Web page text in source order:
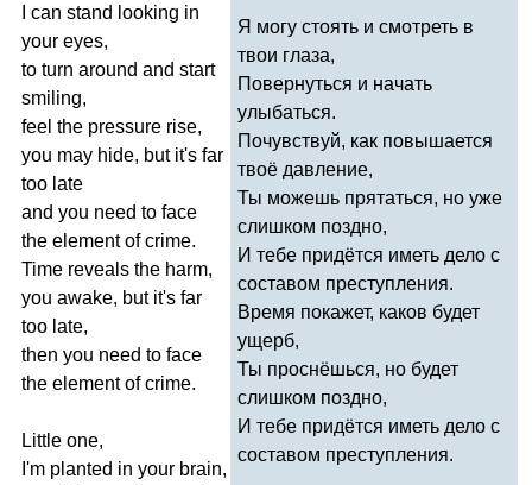
can stand looking in
your eyes,
to turn around and start
smiling,
feel the pressure rise,
you may hide, but it's far
too late
and you need to face
the element of crime.
Time reveals the harm,
you awake, but it's far
too late,
then you need to face
the element of crime.
Little one,
I'm planted in your brain,
Я могу стоять и смотреть в
твои глаза,
Повернуться и начать
улыбаться.
Почувствуй, как повышается
твоё давление,
Ты можешь прятаться, но уже
слишком поздно,
И тебе придётся иметь дело с
составом преступления.
Время покажет, каков будет
ущерб,
Ты проснёшься, но будет
слишком поздно,
И тебе придётся иметь дело с
составом преступления.